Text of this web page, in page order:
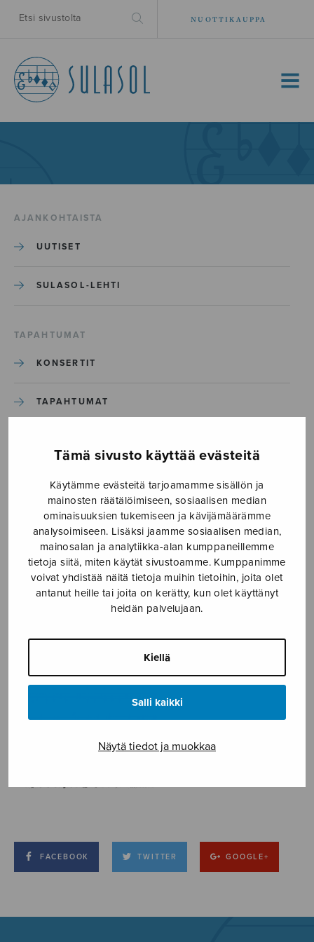
Tämä sivusto käyttää evästeitä
Käytämme evästeitä tarjoamamme sisällön ja
mainosten räätälöimiseen, sosiaalisen median
ominaisuuksien tukemiseen ja kävijämäärämme
analysoimiseen. Lisäksi jaamme sosiaalisen median,
mainosalan ja analytiikka-alan kumppaneillemme
tietoja siitä, miten käytät sivustoamme. Kumppanimme
voivat yhdistää näitä tietoja muihin tietoihin, joita olet
antanut heille tai joita on kerätty, kun olet käyttänyt
heidän palvelujaan.
Kiellä
Salli kaikki
Näytä tiedot ja muokkaa
NUOTTIKAUPPA
MENU
AJANKOHTAISTA
UUTISET
SULASOL-LEHTI
TAPAHTUMAT
KONSERTIT
TAPAHTUMAT
Etusivu › Media › Missa-piccola-2
Missa-piccola-2
24.1.2020
FACEBOOK TWITTER GOOGLE+